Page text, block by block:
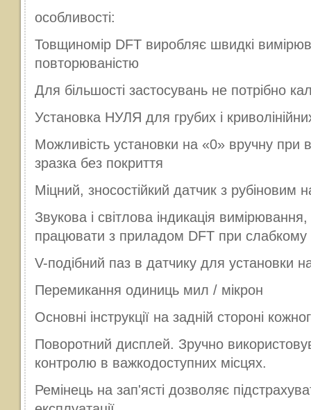
особливості:
Товщиномір DFT виробляє швидкі
повторюваністю
Для більшості застосувань не потрібно
Установка НУЛЯ для грубих і
Можливість установки на «0» вручну при
зразка без покриття
Міцний, зносостійкий датчик з рубіновим
Звукова і світлова індикація
працювати з приладом DFT при слабкому
V-подібний паз в датчику для установки
Перемикання одиниць мил / мікрон
Основні інструкції на задній стороні
Поворотний дисплей. Зручно
контролю в важкодоступних місцях.
Ремінець на зап'ясті дозволяє